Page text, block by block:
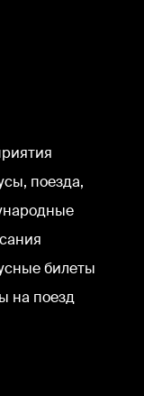
поезда,
билеты
на поезд